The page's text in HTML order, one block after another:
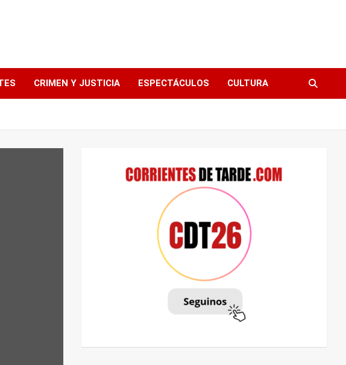
CRIMEN Y JUSTICIA ESPECTÁCULOS CULTURA